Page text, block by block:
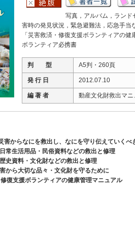
写真，アルバム，ラン
害時の発見状況，緊急避難法，応急手当
「災害救済・修復支援ボランティアの
ボランティア必携書
判 型 A5判・260頁
発 行 日 2012.07.10
編 著 者 動産文化財救出マ
からなにを救出し、なにを守り伝えていくべ
常生活用品・民俗資料などの救出と修理
史資料・文化財などの救出と修理
から大切な品々・文化財を守るために
支援ボランティアの健康管理マニュアル